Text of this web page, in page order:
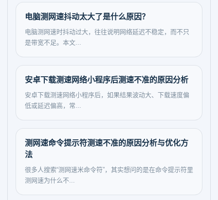
电脑测网速抖动太大了是什么原因？
电脑测网速时抖动过大，往往说明网络延迟不稳定，而不只
是带宽不足。本文...
安卓下载测速网络小程序后测速不准的原因分析
安卓下载测速网络小程序后，如果结果波动大、下载速度偏
低或延迟偏高，常...
测网速命令提示符测速不准的原因分析与优化方
法
很多人搜索“测网速米命令符”，其实想问的是在命令提示符里
测网速为什么不...